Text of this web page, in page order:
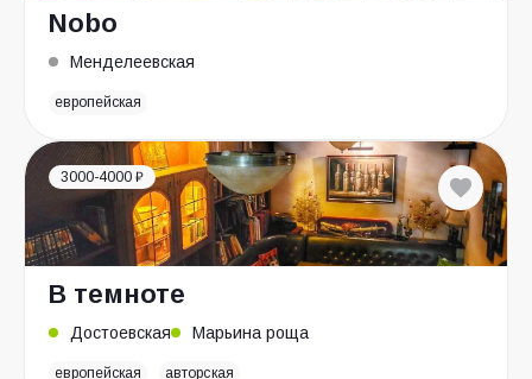
Nobo
Менделеевская
европейская
3000-4000 ₽
В темноте
Достоевская Марьина роща
европейская авторская